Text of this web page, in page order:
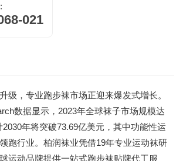
021
级，专业跑步袜市场正迎来爆发式增长。
数据显示，2023年全球袜子市场规模达
年将突破73.69亿美元，其中功能性运
跑行业。柏润袜业凭借19年专业运动袜研
运动品牌提供一站式跑步袜贴牌代工服